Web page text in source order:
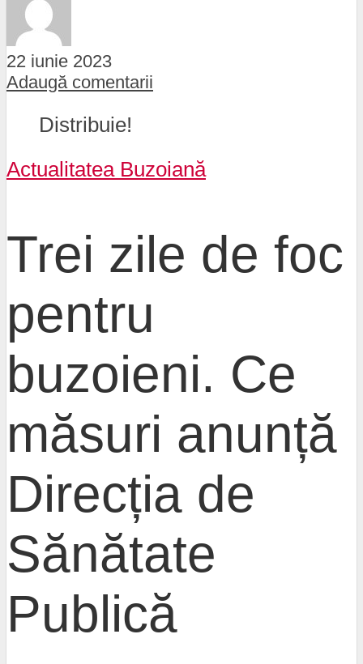
22 iunie 2023
Adaugă comentarii
Distribuie!
Actualitatea Buzoiană
Trei zile de foc
pentru
buzoieni. Ce
măsuri anunță
Direcția de
Sănătate
Publică